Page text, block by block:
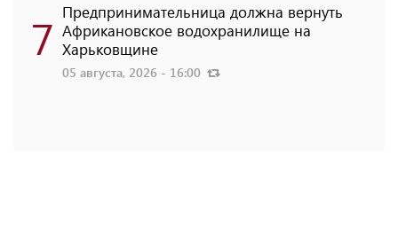
7 Предпринимательница должна вернуть
Африкановское водохранилище на
Харьковщине
05 августа, 2026 - 16:00